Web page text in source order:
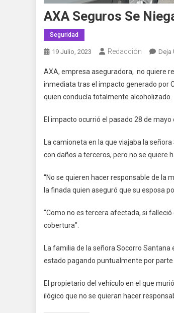
AXA Seguros Se
Seguridad
19 Julio, 2023 Redacción Deja
AXA, empresa aseguradora, no quiere
inmediata tras el impacto generado por
quien conducía totalmente alcoholizado.
El impacto ocurrió el pasado 28 de
La camioneta en la que viajaba la
con daños a terceros, pero no se quiere
“No se quieren hacer responsable de la
la finada quien aseguró que su esposa
“Como no es tercera afectada, si
cobertura”.
La familia de la señora Socorro
estado pagando puntualmente por parte
El propietario del vehículo en el que
ilógico que no se quieran hacer